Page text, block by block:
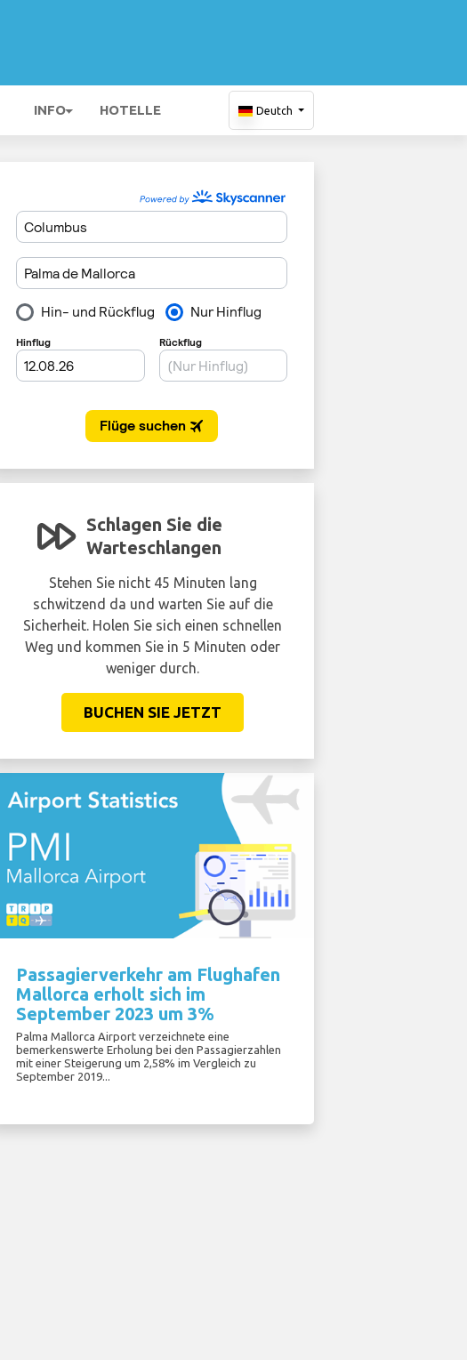
INFO HOTELLE Deutch
Schlagen Sie die
Warteschlangen
Stehen Sie nicht 45 Minuten lang
schwitzend da und warten Sie auf die
Sicherheit. Holen Sie sich einen schnellen
Weg und kommen Sie in 5 Minuten oder
weniger durch.
BUCHEN SIE JETZT
Passagierverkehr am Flughafen
Mallorca erholt sich im
September 2023 um 3%
Palma Mallorca Airport verzeichnete eine
bemerkenswerte Erholung bei den Passagierzahlen
mit einer Steigerung um 2,58% im Vergleich zu
September 2019...